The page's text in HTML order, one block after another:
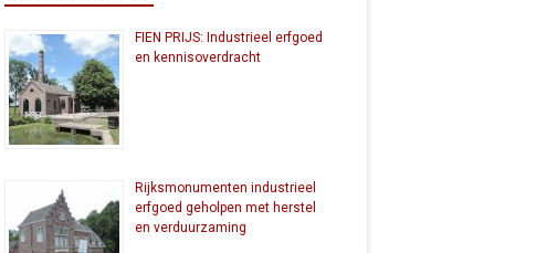
FIEN PRIJS: Industrieel erfgoed
en kennisoverdracht
Rijksmonumenten industrieel
erfgoed geholpen met herstel
en verduurzaming